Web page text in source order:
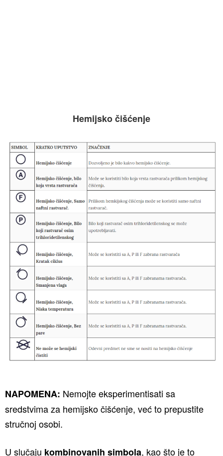
Hemijsko čišćenje
NAPOMENA: Nemojte eksperimentisati sa
sredstvima za hemijsko čišćenje, već to prepustite
stručnoj osobi.
U slučaju kombinovanih simbola, kao što je to